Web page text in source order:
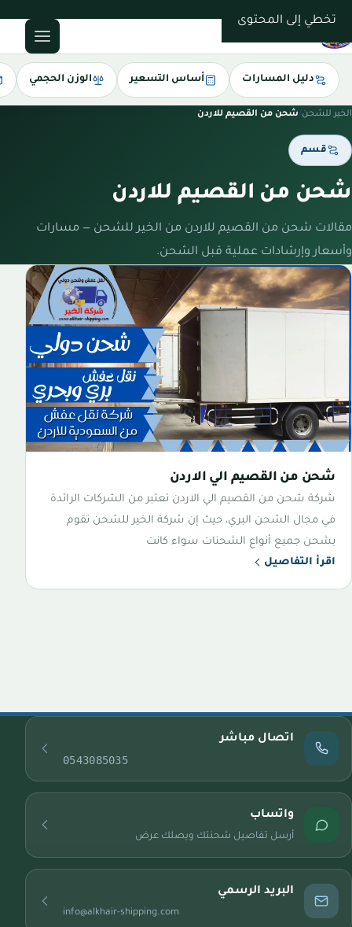
تخطي إلى المحتوى
دليل المسارات أساس التسعير الوزن الحجمي
الخير للشحن/شحن من القصيم للاردن
قسم
شحن من القصيم للاردن
مقالات شحن من القصيم للاردن من الخير للشحن — مسارات
وأسعار وإرشادات عملية قبل الشحن.
شحن من القصيم الي الاردن
شركة شحن من القصيم الي الاردن تعتبر من الشركات الرائدة
في مجال الشحن البري، حيث إن شركة الخير للشحن تقوم
بشحن جميع أنواع الشحنات سواء كانت
اقرأ التفاصيل
اتصال مباشر
0543085035
واتساب
أرسل تفاصيل شحنتك ويصلك عرض
البريد الرسمي
info@alkhair-shipping.com